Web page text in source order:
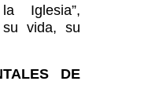
Iglesia”,
vida, su
DE